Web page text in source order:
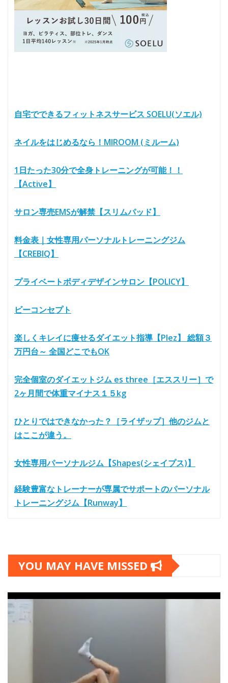
自宅でできるフィットネスサービス SOELU(ソエル)
ネイルをはじめるなら！MIROOM (ミルーム)
1日たった30分で全身トレーニングが可能！！
【Active】
サロン専売EMSが解禁【スリムパッド】
料金表｜女性専用パーソナルトレーニングジム
【CREBIQ】
プライベートボディデザインサロン【POLICY】
ビーコンセプト
楽しくキレイに痩せるダイエット指導【Plez】 総額３
万円台～ 全国どこでもOK
完全個室のダイエットジム es three［エススリー］で
2ヶ月間で体重マイナス１５kg
ひとりではできなかった？［ライザップ］他のジムと
はここが違う。
女性専用パーソナルジム【Shapes(シェイプス)】
経験豊富なトレーナーが専属でサポートのパーソナル
トレーニングジム【Runway】
YOU MAY HAVE MISSED